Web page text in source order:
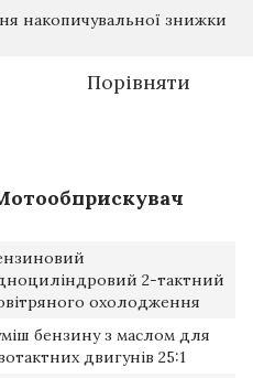
накопичувальної знижки
Порівняти
2-тактний
охолодження
бензину з маслом для
двигунів 25:1